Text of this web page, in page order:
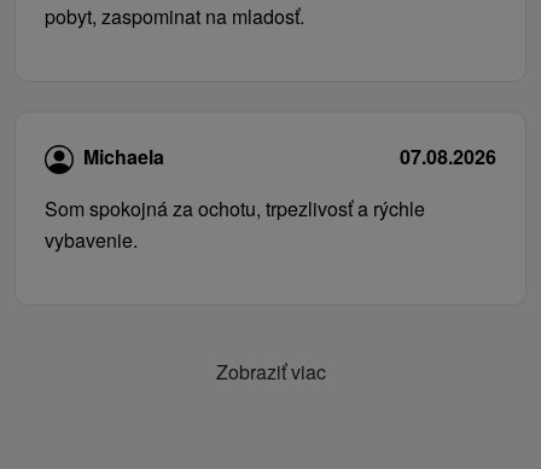
pobyt, zaspominat na mladosť.
Michaela
07.08.2026
Som spokojná za ochotu, trpezlivosť a rýchle
vybavenie.
Zobraziť viac